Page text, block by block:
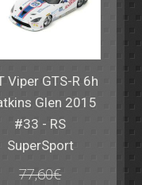
Viper GTS-R 6h
Glen 2015
#33 - RS
SuperSport
77,60€